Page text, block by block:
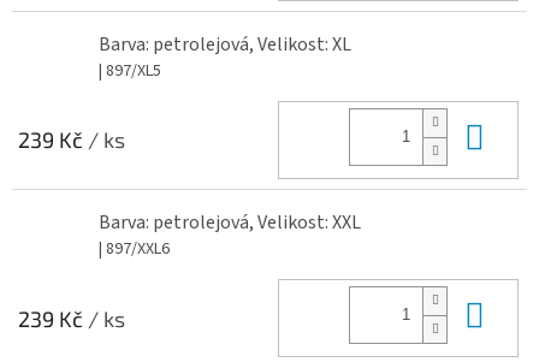
Barva: petrolejová, Velikost: XL
| 897/XL5
239 Kč / ks
Barva: petrolejová, Velikost: XXL
| 897/XXL6
239 Kč / ks